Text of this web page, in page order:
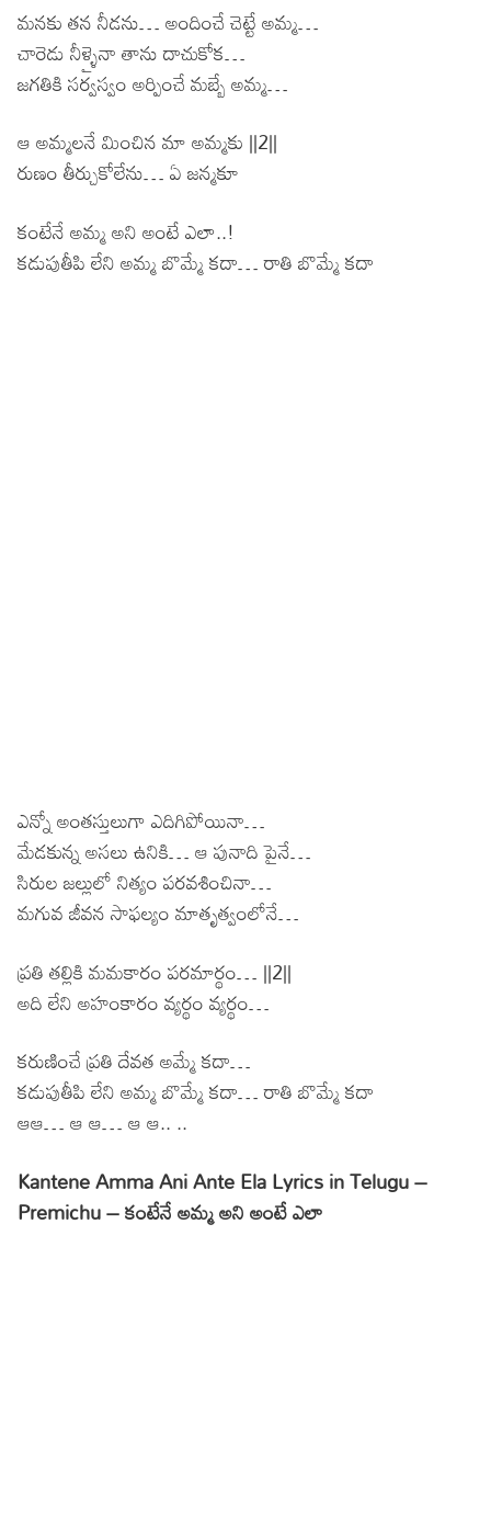
మనకు తన నీడను… అందించే చెట్టే అమ్మ…
చారెడు నీళ్ళైనా తాను దాచుకోక…
జగతికి సర్వస్వం అర్పించే మబ్బే అమ్మ…
ఆ అమ్మలనే మించిన మా అమ్మకు ||2||
రుణం తీర్చుకోలేను… ఏ జన్మకూ
కంటేనే అమ్మ అని అంటే ఎలా..!
కడుపుతీపి లేని అమ్మ బొమ్మే కదా… రాతి బొమ్మే కదా
ఎన్నో అంతస్తులుగా ఎదిగిపోయినా…
మేడకున్న అసలు ఉనికి… ఆ పునాది పైనే…
సిరుల జల్లులో నిత్యం పరవశించినా…
మగువ జీవన సాఫల్యం మాతృత్వంలోనే…
ప్రతి తల్లికి మమకారం పరమార్థం… ||2||
అది లేని అహంకారం వ్యర్థం వ్యర్థం…
కరుణించే ప్రతి దేవత అమ్మే కదా…
కడుపుతీపి లేని అమ్మ బొమ్మే కదా… రాతి బొమ్మే కదా
ఆఆ… ఆ ఆ… ఆ ఆ.. ..
Kantene Amma Ani Ante Ela Lyrics in Telugu –
Premichu – కంటేనే అమ్మ అని అంటే ఎలా